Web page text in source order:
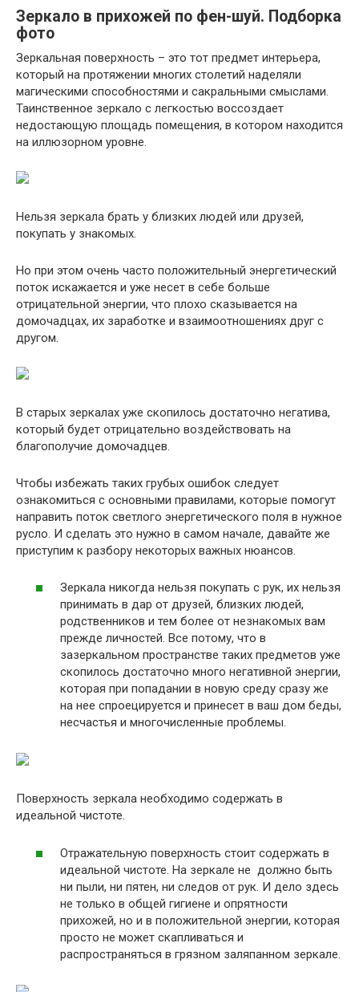
Зеркало в прихожей по фен-шуй. Подборка
фото
Зеркальная поверхность – это тот предмет интерьера,
который на протяжении многих столетий наделяли
магическими способностями и сакральными смыслами.
Таинственное зеркало с легкостью воссоздает
недостающую площадь помещения, в котором находится
на иллюзорном уровне.
Нельзя зеркала брать у близких людей или друзей,
покупать у знакомых.
Но при этом очень часто положительный энергетический
поток искажается и уже несет в себе больше
отрицательной энергии, что плохо сказывается на
домочадцах, их заработке и взаимоотношениях друг с
другом.
В старых зеркалах уже скопилось достаточно негатива,
который будет отрицательно воздействовать на
благополучие домочадцев.
Чтобы избежать таких грубых ошибок следует
ознакомиться с основными правилами, которые помогут
направить поток светлого энергетического поля в нужное
русло. И сделать это нужно в самом начале, давайте же
приступим к разбору некоторых важных нюансов.
Зеркала никогда нельзя покупать с рук, их нельзя
принимать в дар от друзей, близких людей,
родственников и тем более от незнакомых вам
прежде личностей. Все потому, что в
зазеркальном пространстве таких предметов уже
скопилось достаточно много негативной энергии,
которая при попадании в новую среду сразу же
на нее спроецируется и принесет в ваш дом беды,
несчастья и многочисленные проблемы.
Поверхность зеркала необходимо содержать в
идеальной чистоте.
Отражательную поверхность стоит содержать в
идеальной чистоте. На зеркале не должно быть
ни пыли, ни пятен, ни следов от рук. И дело здесь
не только в общей гигиене и опрятности
прихожей, но и в положительной энергии, которая
просто не может скапливаться и
распространяться в грязном заляпанном зеркале.